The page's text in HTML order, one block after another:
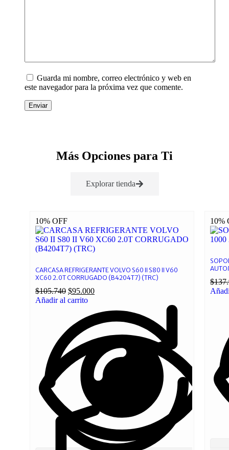
Guarda mi nombre, correo electrónico y web en
este navegador para la próxima vez que comente.
Enviar
Más Opciones para Ti
Explorar tienda
10% OFF
CARCASA REFRIGERANTE VOLVO S60 II S80 II V60
XC60 2.0T CORRUGADO (B4204T7) (TRC)
$105.740 $95.000
Añadir al carrito
10%
$